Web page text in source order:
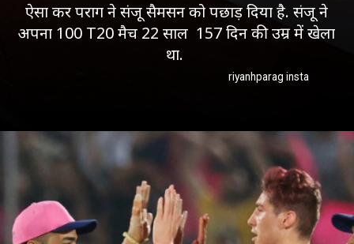
ऐसा कर पराग ने संजू सैमसन को पछाड़ दिया है. संजू ने
अपना 100 T20 मैच 22 साल 157 दिन की उम्र में खेला
था.
riyanhparag insta